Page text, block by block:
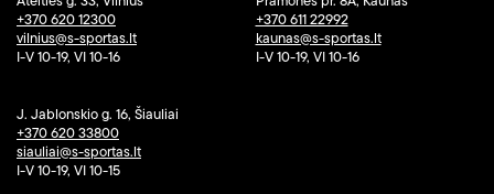
+370 620 12300
vilnius@s-sportas.lt
I-V 10-19, VI 10-16
+370 611 22992
kaunas@s-sportas.lt
I-V 10-19, VI 10-16
J. Jablonskio g. 16, Šiauliai
+370 620 33800
siauliai@s-sportas.lt
I-V 10-19, VI 10-15